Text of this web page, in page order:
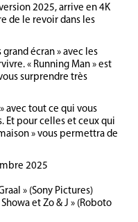
2025, arrive en 4K
de le revoir dans les
écran » avec les
« Running Man » est
surprendre très
avec tout ce qui vous
Et pour celles et ceux qui
» vous permettra de
2025
» (Sony Pictures)
et Zo & J » (Roboto